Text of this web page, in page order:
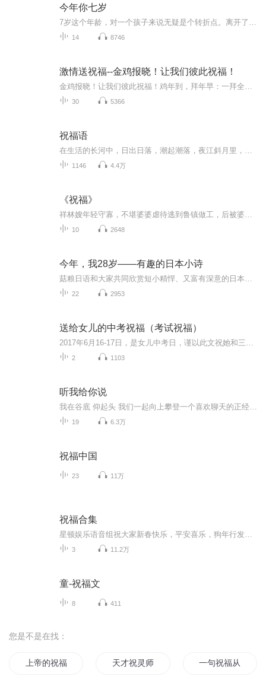
今年你七岁
14 8746
激情送祝福--金鸡报晓！让我们彼此祝福！
30 5366
祝福语
1146 4.4万
《祝福》
10 2648
今年，我28岁——有趣的日本小诗
22 2953
送给女儿的中考祝福（考试祝福）
2 1103
听我给你说
19 6.3万
祝福中国
23 11万
祝福合集
3 11.2万
童-祝福文
8 411
您是不是在找：
上帝的祝福 天才祝灵师 一句祝福从此不见